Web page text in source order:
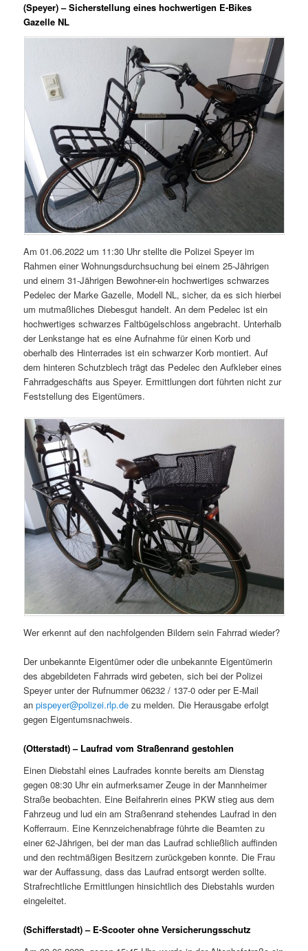
(Speyer) – Sicherstellung eines hochwertigen E-Bikes
Gazelle NL
Am 01.06.2022 um 11:30 Uhr stellte die Polizei Speyer im
Rahmen einer Wohnungsdurchsuchung bei einem 25-Jährigen
und einem 31-Jährigen Bewohner-ein hochwertiges schwarzes
Pedelec der Marke Gazelle, Modell NL, sicher, da es sich hierbei
um mutmaßliches Diebesgut handelt. An dem Pedelec ist ein
hochwertiges schwarzes Faltbügelschloss angebracht. Unterhalb
der Lenkstange hat es eine Aufnahme für einen Korb und
oberhalb des Hinterrades ist ein schwarzer Korb montiert. Auf
dem hinteren Schutzblech trägt das Pedelec den Aufkleber eines
Fahrradgeschäfts aus Speyer. Ermittlungen dort führten nicht zur
Feststellung des Eigentümers.
Wer erkennt auf den nachfolgenden Bildern sein Fahrrad wieder?
Der unbekannte Eigentümer oder die unbekannte Eigentümerin
des abgebildeten Fahrrads wird gebeten, sich bei der Polizei
Speyer unter der Rufnummer 06232 / 137-0 oder per E-Mail
anpispeyer@polizei.rlp.de zu melden. Die Herausgabe erfolgt
gegen Eigentumsnachweis.
(Otterstadt) – Laufrad vom Straßenrand gestohlen
Einen Diebstahl eines Laufrades konnte bereits am Dienstag
gegen 08:30 Uhr ein aufmerksamer Zeuge in der Mannheimer
Straße beobachten. Eine Beifahrerin eines PKW stieg aus dem
Fahrzeug und lud ein am Straßenrand stehendes Laufrad in den
Kofferraum. Eine Kennzeichenabfrage führte die Beamten zu
einer 62-Jährigen, bei der man das Laufrad schließlich auffinden
und den rechtmäßigen Besitzern zurückgeben konnte. Die Frau
war der Auffassung, dass das Laufrad entsorgt werden sollte.
Strafrechtliche Ermittlungen hinsichtlich des Diebstahls wurden
eingeleitet.
(Schifferstadt) – E-Scooter ohne Versicherungsschutz